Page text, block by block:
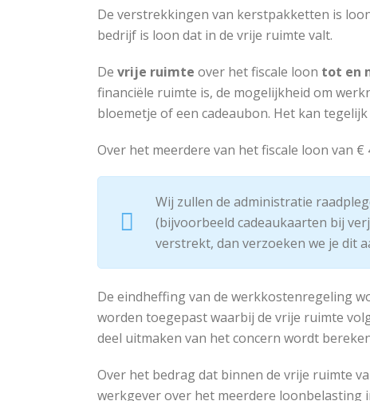
De verstrekkingen van kerstpakketten is
bedrijf is loon dat in de vrije ruimte valt.
De vrije ruimte over het fiscale loon tot en
financiële ruimte is, de mogelijkheid om
bloemetje of een cadeaubon. Het kan
Over het meerdere van het fiscale loon van €
Wij zullen de administratie
(bijvoorbeeld cadeaukaarten bij
verstrekt, dan verzoeken we je dit
De eindheffing van de werkkostenregeling
worden toegepast waarbij de vrije ruimte
deel uitmaken van het concern wordt
Over het bedrag dat binnen de vrije ruimte
werkgever over het meerdere loonbelasting